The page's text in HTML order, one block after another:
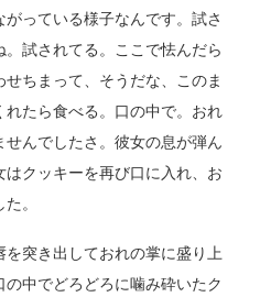
っている様子なんです。試さ
試されてる。ここで怯んだら
ちまって、そうだな、このま
たら食べる。口の中で。おれ
んでしたさ。彼女の息が弾ん
クッキーを再び口に入れ、お
。
突き出しておれの掌に盛り上
中でどろどろに噛み砕いたク